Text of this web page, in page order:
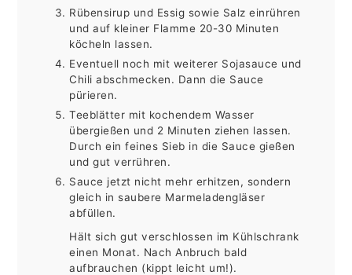
Rübensirup und Essig sowie Salz einrühren
und auf kleiner Flamme 20-30 Minuten
köcheln lassen.
Eventuell noch mit weiterer Sojasauce und
Chili abschmecken. Dann die Sauce
pürieren.
Teeblätter mit kochendem Wasser
übergießen und 2 Minuten ziehen lassen.
Durch ein feines Sieb in die Sauce gießen
und gut verrühren.
Sauce jetzt nicht mehr erhitzen, sondern
gleich in saubere Marmeladengläser
abfüllen.
Hält sich gut verschlossen im Kühlschrank
einen Monat. Nach Anbruch bald
aufbrauchen (kippt leicht um!).